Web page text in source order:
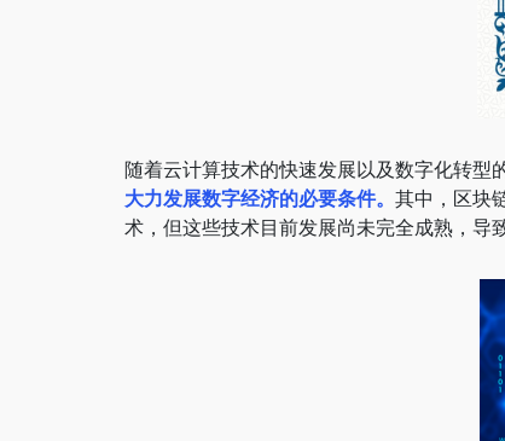
随着云计算技术的快速发展以及数字化转型
大力发展数字经济的必要条件。 其中，区块
术，但这些技术目前发展尚未完全成熟，导